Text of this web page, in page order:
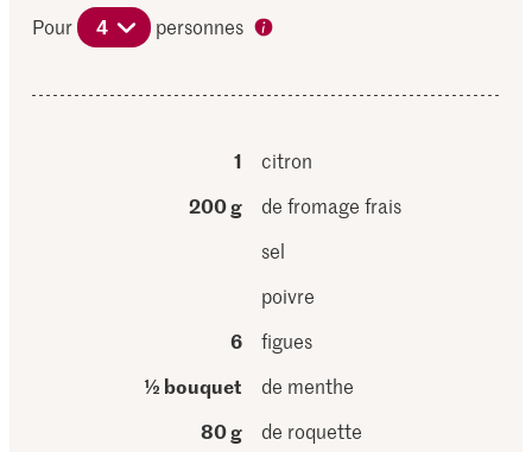
Pour 4 personnes
1
citron
200 g
de fromage frais
sel
poivre
6
figues
½ bouquet
de menthe
80 g
de roquette